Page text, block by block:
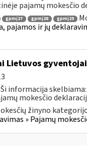
pajamų mokesčio
gpmį27 gpmį28 gpmį29
ir jų
Lietuvos
informacija
mokesčio
žinyno
» Pajamų